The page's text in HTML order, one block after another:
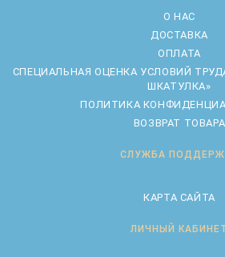
О НАС
ДОСТАВКА
ОПЛАТА
CПЕЦИАЛЬНАЯ ОЦЕНКА УСЛОВИЙ
ШКАТУЛКА»
ПОЛИТИКА
ВОЗВРАТ ТОВАРА
СЛУЖБА
КАРТА САЙТА
ЛИЧНЫЙ